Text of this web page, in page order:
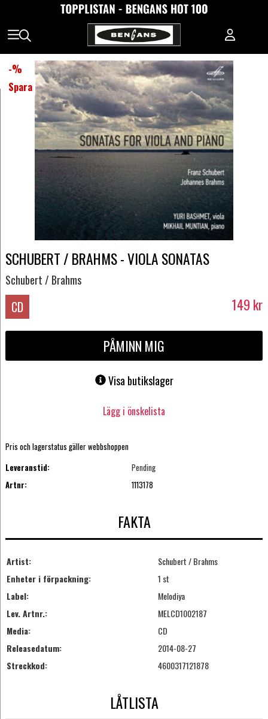
-%
Spara
SCHUBERT / BRAHMS - VIOLA SONATAS
Schubert / Brahms
CD 149 kr
PÅMINN MIG
Visa butikslager
Lägg i önskelista
Pris och lagerstatus gäller webbshoppen
Leveranstid:
Pending
Artnr:
1113178
FAKTA
Artist:
Schubert / Brahms
Enheter i förpackning:
1 st
Label:
Melodiya
Lev. Artnr.:
MELCD1002187
Media:
CD
Releasedatum:
2014-08-27
Streckkod:
4600317121878
LÅTLISTA